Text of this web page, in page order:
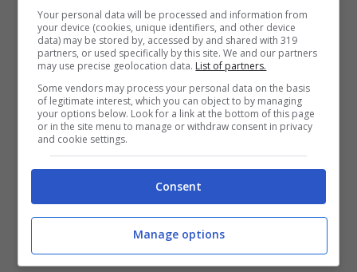
Your personal data will be processed and information from
your device (cookies, unique identifiers, and other device
data) may be stored by, accessed by and shared with 319
partners, or used specifically by this site. We and our partners
may use precise geolocation data. List of partners.
Some vendors may process your personal data on the basis
of legitimate interest, which you can object to by managing
your options below. Look for a link at the bottom of this page
or in the site menu to manage or withdraw consent in privacy
and cookie settings.
Consent
Manage options